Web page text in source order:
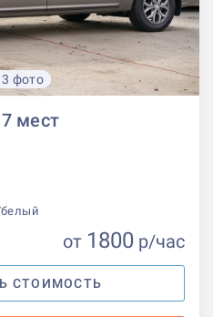
фото
мест
от 1800 р/час
СТОИМОСТЬ